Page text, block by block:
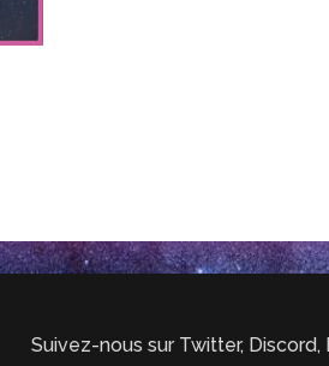
Suivez-nous sur Twitter, Discord,